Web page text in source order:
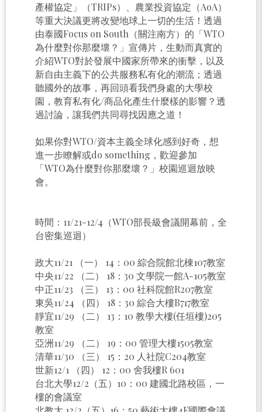
產權協定」（TRIPs）、農業投資協定（AoA）
等重大決議更將改變地球上一切的生活！透過
由泰國Focus on South（關注南方）的「WTO
為什麼對你那麼壞？」宣傳片，生動而真實的
介紹WTO對於發展中國家所帶來的衝擊，以及
新自由主義下的公共服務私有化的潮流；透過
聽國外的故事，再回頭看我們身處的大學校
園，教育私有化/商品化產生什麼樣的影響？透
過討論，讓我們共同尋找因應之道！
如果你對WTO/資本主義全球化感到好奇，想
進一步瞭解或do something，歡迎參加
「WTO為什麼對你那麼壞？」校園巡迴放映
會。
時間：11/21-12/4（WTO部長級會議開幕前，全
台密集巡迴）
政大11/21 （一） 14：00 綜合院館北棟107教室
中央11/22 （二） 18：30 文學院一館A-105教室
中正11/23 （三） 13：00 社科院館R207教室
東吳11/24 （四） 18：30 綜合大樓B717教室
靜宜11/29 （二） 13：10 教學大樓(任垣樓)205
教室
亞洲11/29 （二） 19：00 管理大樓1505教室
清華11/30 （三） 15：20 人社院C204教室
世新12/1 （四） 12：00 舍我樓R 601
台北大學12/2（五）10：00 建國北路校區，一
樓的會議室